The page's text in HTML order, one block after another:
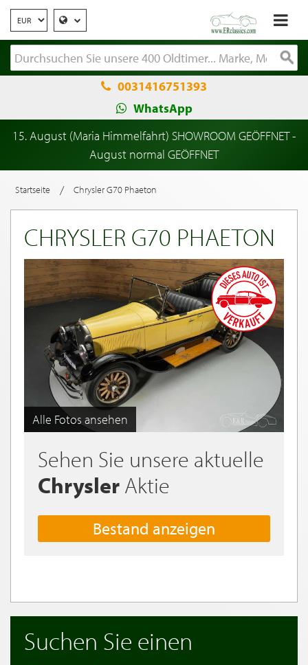
0031416751393
WhatsApp
15. August (Maria Himmelfahrt) SHOWROOM GEÖFFNET -
August normal GEÖFFNET
Startseite / Chrysler G70 Phaeton
CHRYSLER G70 PHAETON
Alle Fotos ansehen
Sehen Sie unsere aktuelle
Chrysler Aktie
Bestand anzeigen
Suchen Sie einen